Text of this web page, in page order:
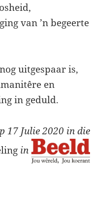
van ’n begeerte
uitgespaar is,
en
in geduld.
17 Julie 2020 in die
in